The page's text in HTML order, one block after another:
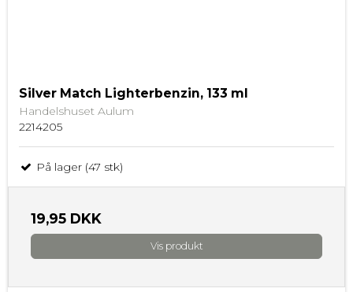
Silver Match Lighterbenzin, 133 ml
Handelshuset Aulum
2214205
På lager (47 stk)
19,95 DKK
Vis produkt